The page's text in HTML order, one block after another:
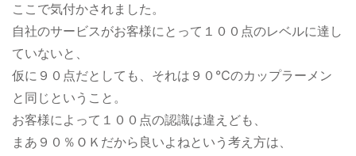
ここで気付かされました。
自社のサービスがお客様にとって１００点のレベルに達し
ていないと、
仮に９０点だとしても、それは９０℃のカップラーメン
と同じということ。
お客様によって１００点の認識は違えども、
まあ９０％ＯＫだから良いよねという考え方は、